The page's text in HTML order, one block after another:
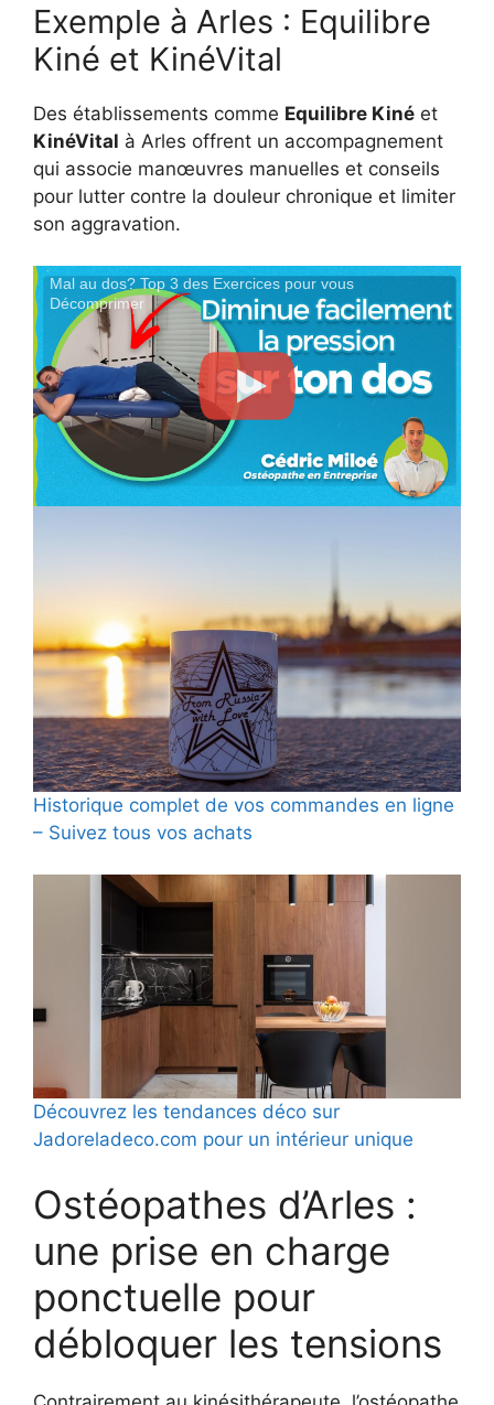
Exemple à Arles : Equilibre
Kiné et KinéVital
Des établissements comme Equilibre Kiné et
KinéVital à Arles offrent un accompagnement
qui associe manœuvres manuelles et conseils
pour lutter contre la douleur chronique et limiter
son aggravation.
Mal au dos? Top 3 des Exercices pour vous
Décomprimer
Historique complet de vos commandes en ligne
– Suivez tous vos achats
Découvrez les tendances déco sur
Jadoreladeco.com pour un intérieur unique
Ostéopathes d’Arles :
une prise en charge
ponctuelle pour
débloquer les tensions